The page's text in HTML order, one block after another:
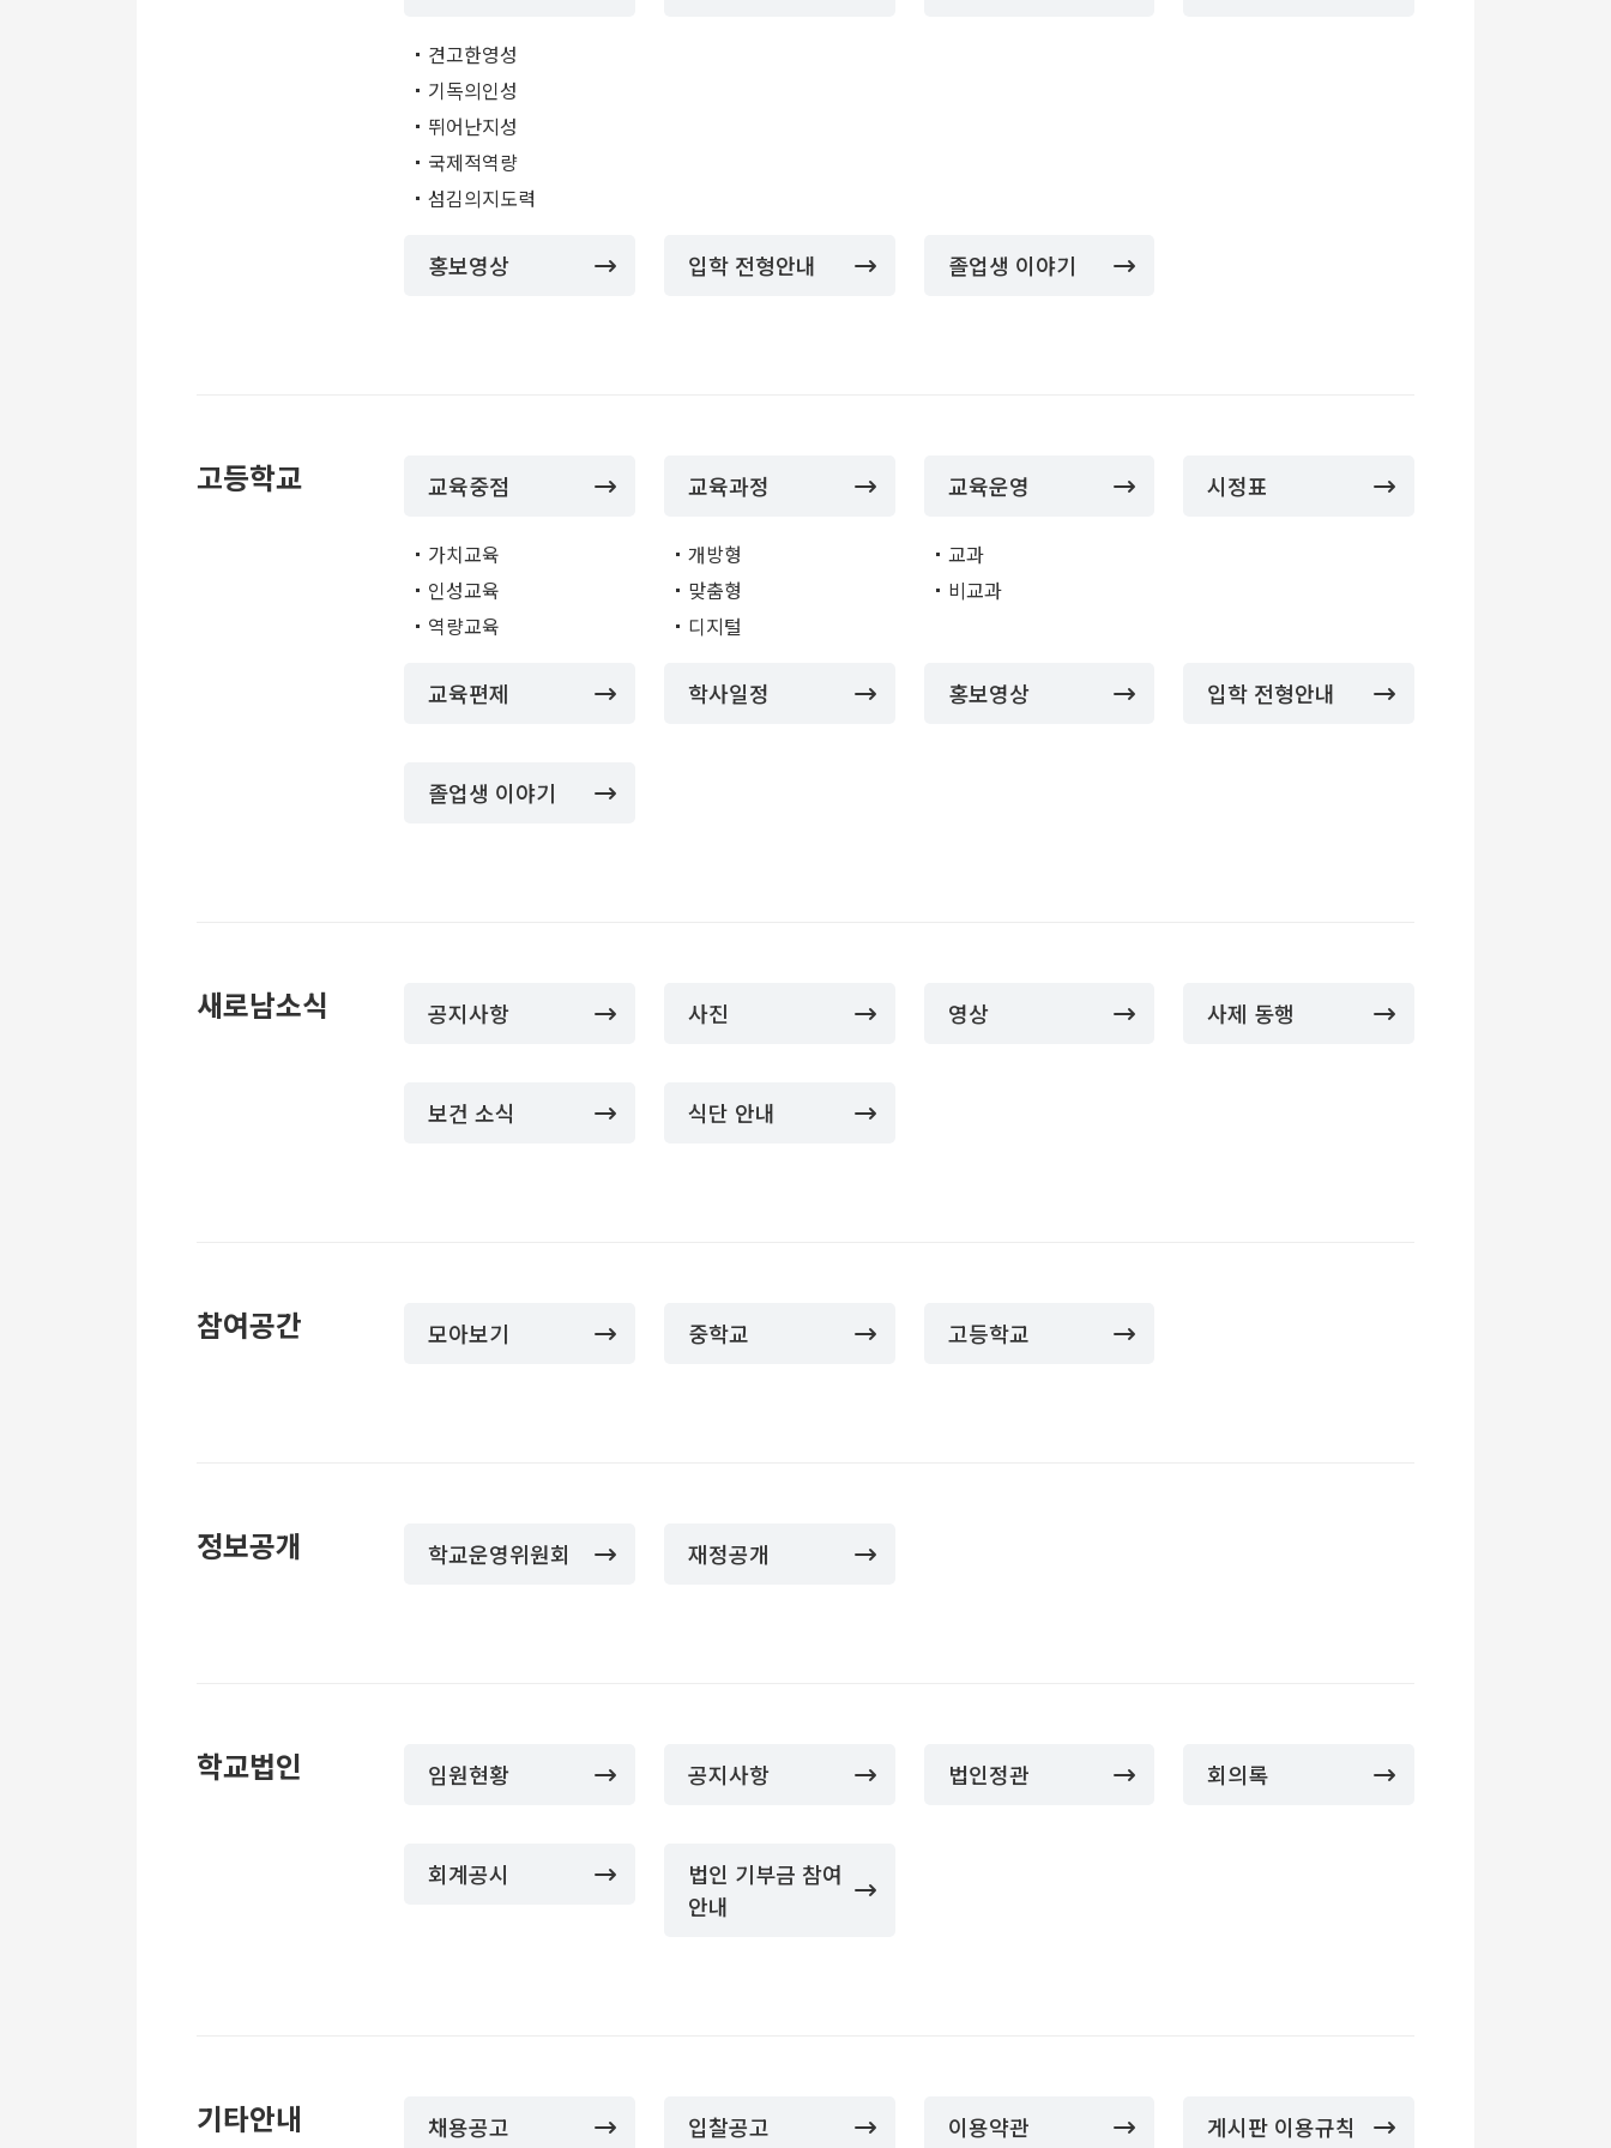
견고한영성
기독의인성
뛰어난지성
국제적역량
섬김의지도력
홍보영상 입학 전형안내 졸업생 이야기
고등학교 교육중점
가치교육
인성교육
역량교육
교육과정
개방형
맞춤형
디지털
교육운영
교과
비교과
시정표
교육편제 학사일정 홍보영상 입학 전형안내
졸업생 이야기
새로남소식 공지사항 사진 영상 사제 동행
보건 소식 식단 안내
참여공간 모아보기 중학교 고등학교
정보공개 학교운영위원회 재정공개
학교법인 임원현황 공지사항 법인정관 회의록
회계공시
법인 기부금 참여
안내
기타안내 채용공고 입찰공고 이용약관 게시판 이용규칙